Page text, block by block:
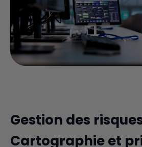
Gestion des
Cartographie et